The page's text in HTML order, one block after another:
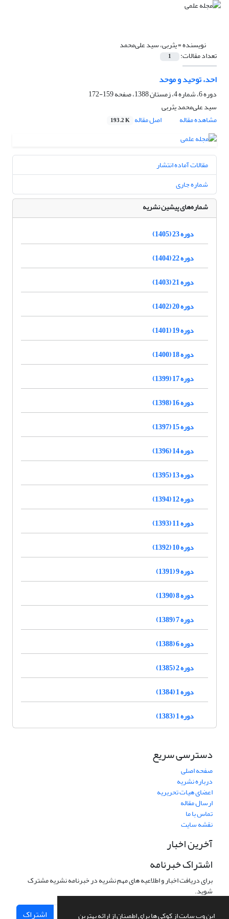
این وب سایت از کوکی ها برای اطمینان از ارائه بهترین
نویسنده =یثربی، سید علی‌محمد
تعداد مقالات: 1
احد، توحید و موحد
دوره 6، شماره 4، زمستان 1388، صفحه
159-172
سید علی‌محمد یثربی
مشاهده مقاله
اصل مقاله 193.2 K
مقالات آماده انتشار
شماره جاری
شماره‌های پیشین نشریه
دوره 23 (1405)
دوره 22 (1404)
دوره 21 (1403)
دوره 20 (1402)
دوره 19 (1401)
دوره 18 (1400)
دوره 17 (1399)
دوره 16 (1398)
دوره 15 (1397)
دوره 14 (1396)
دوره 13 (1395)
دوره 12 (1394)
دوره 11 (1393)
دوره 10 (1392)
دوره 9 (1391)
دوره 8 (1390)
دوره 7 (1389)
دوره 6 (1388)
دوره 2 (1385)
دوره 1 (1384)
دوره 1 (1383)
دسترسی سریع
صفحه اصلی
درباره نشریه
اعضای هیات تحریریه
ارسال مقاله
تماس با ما
نقشه سایت
آخرین اخبار
اشتراک خبرنامه
برای دریافت اخبار و اطلاعیه های مهم نشریه در خبرنامه نشریه مشترک
شوید.
اشتراک